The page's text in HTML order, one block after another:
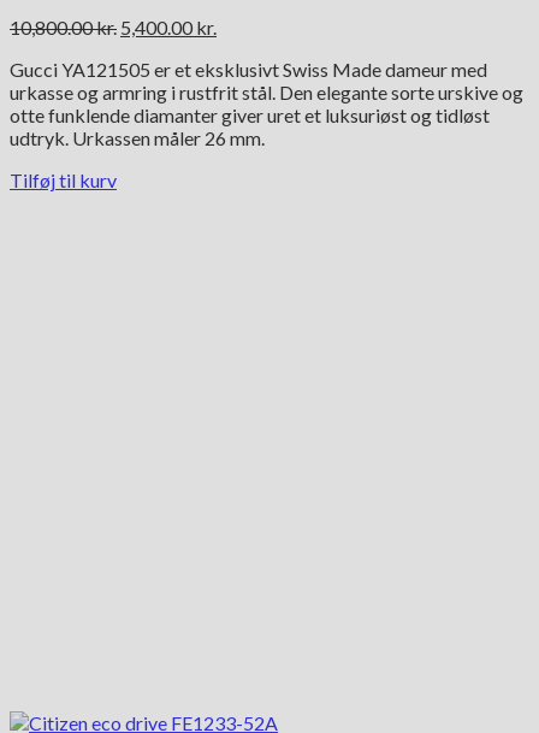
10,800.00kr. Den
pris
var:
10,800.00 kr..
5,400.00 kr.
pris
er:
5,400.00 kr..
Gucci YA121505 er et eksklusivt Swiss Made dameur med
urkasse og armring i rustfrit stål. Den elegante sorte urskive og
otte funklende diamanter giver uret et luksuriøst og tidløst
udtryk. Urkassen måler 26 mm.
Tilføj til kurv